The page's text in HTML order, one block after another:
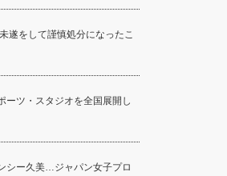
遂をして謹慎処分になったこ
ツ・スタジオを全国展開し
シー久美…ジャパン女子プロ